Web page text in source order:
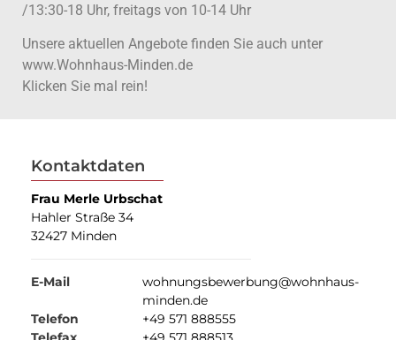
/13:30-18 Uhr, freitags von 10-14 Uhr
Unsere aktuellen Angebote finden Sie auch unter
www.Wohnhaus-Minden.de
Klicken Sie mal rein!
Kontaktdaten
Frau Merle Urbschat
Hahler Straße 34
32427 Minden
E-Mail
wohnungsbewerbung@wohnhaus-
minden.de
Telefon
+49 571 888555